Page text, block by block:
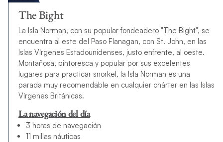
The Bight
La Isla Norman, con su popular fondeadero "The Bight", se
encuentra al este del Paso Flanagan, con St. John, en las
Islas Vírgenes Estadounidenses, justo enfrente, al oeste.
Montañosa, pintoresca y popular por sus excelentes
lugares para practicar snorkel, la Isla Norman es una
parada muy recomendable en cualquier chárter en las Islas
Vírgenes Británicas.
La navegación del día
3 horas de navegación
11 millas náuticas